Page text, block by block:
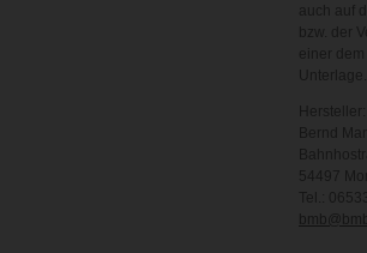
auch auf
bzw. der
einer
Unterlage.
Hersteller:
Bernd
54497
Tel.: